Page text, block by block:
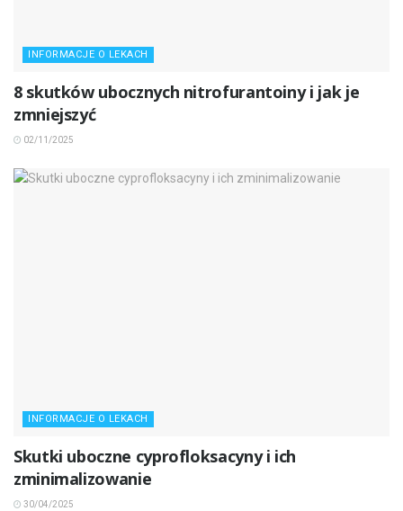
INFORMACJE O LEKACH
8 skutków ubocznych nitrofurantoiny i jak je
zmniejszyć
02/11/2025
INFORMACJE O LEKACH
Skutki uboczne cyprofloksacyny i ich
zminimalizowanie
30/04/2025